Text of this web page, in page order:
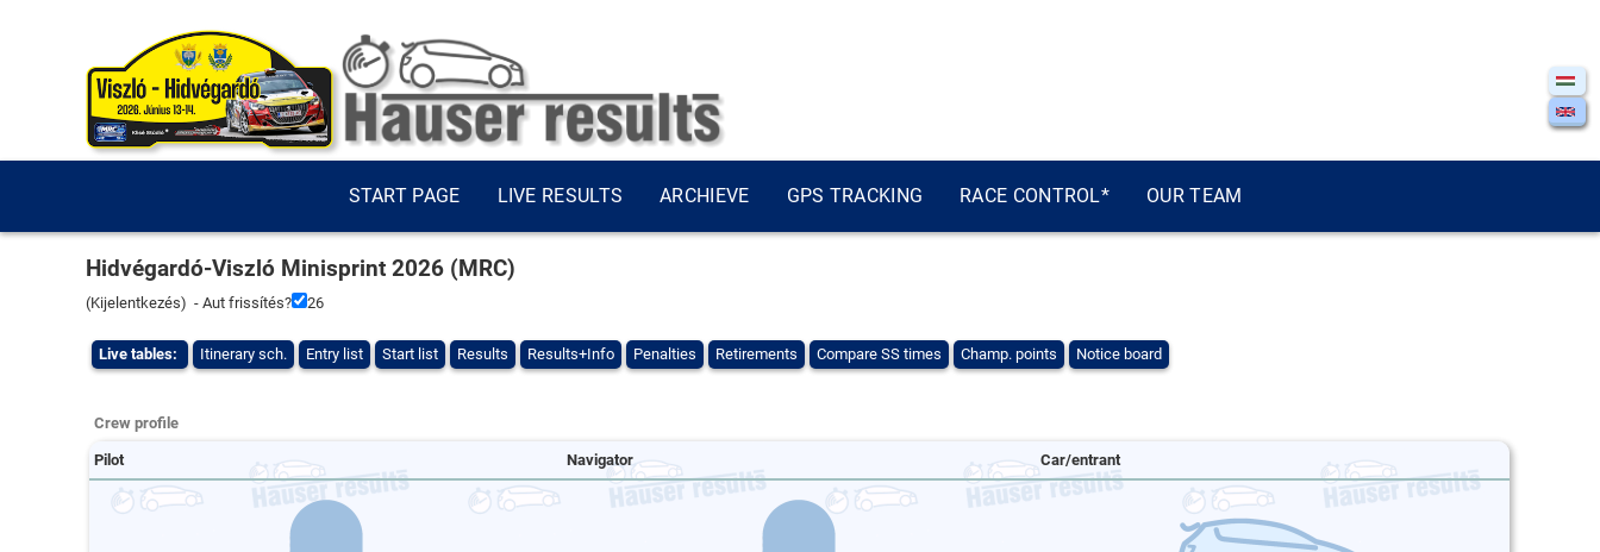
START PAGE LIVE RESULTS ARCHIEVE GPS TRACKING RACE CONTROL* OUR TEAM
Hidvégardó-Viszló Minisprint 2026 (MRC)
(Kijelentkezés) - Aut frissítés? 26
Live tables: Itinerary sch. Entry list Start list Results Results+Info Penalties Retirements Compare SS times Champ. points Notice board
Crew profile
Pilot Navigator Car/entrant